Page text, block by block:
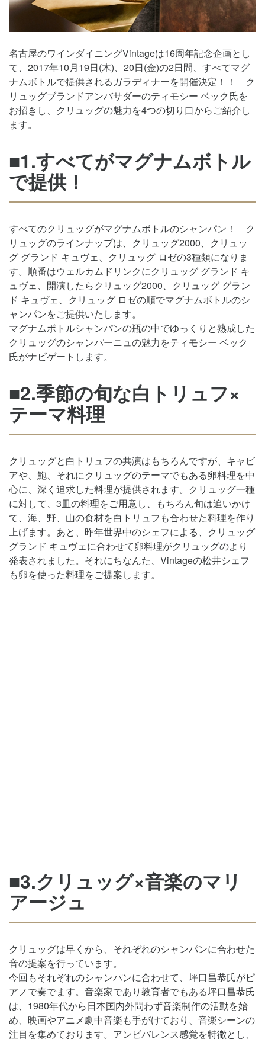
名古屋のワインダイニングVintageは16周年記念企画とし
て、2017年10月19日(木)、20日(金)の2日間、すべてマグ
ナムボトルで提供されるガラディナーを開催決定！！ ク
リュッグブランドアンバサダーのティモシー ベック氏を
お招きし、クリュッグの魅力を4つの切り口からご紹介し
ます。
■1.すべてがマグナムボトル
で提供！
すべてのクリュッグがマグナムボトルのシャンパン！ ク
リュッグのラインナップは、クリュッグ2000、クリュッ
グ グランド キュヴェ、クリュッグ ロゼの3種類になりま
す。順番はウェルカムドリンクにクリュッグ グランド キ
ュヴェ、開演したらクリュッグ2000、クリュッグ グラン
ド キュヴェ、クリュッグ ロゼの順でマグナムボトルのシ
ャンパンをご提供いたします。
マグナムボトルシャンパンの瓶の中でゆっくりと熟成した
クリュッグのシャンパーニュの魅力をティモシー ベック
氏がナビゲートします。
■2.季節の旬な白トリュフ×
テーマ料理
クリュッグと白トリュフの共演はもちろんですが、キャビ
アや、鮑、それにクリュッグのテーマでもある卵料理を中
心に、深く追求した料理が提供されます。クリュッグ一種
に対して、3皿の料理をご用意し、もちろん旬は追いかけ
て、海、野、山の食材を白トリュフも合わせた料理を作り
上げます。あと、昨年世界中のシェフによる、クリュッグ
グランド キュヴェに合わせて卵料理がクリュッグのより
発表されました。それにちなんた、Vintageの松井シェフ
も卵を使った料理をご提案します。
■3.クリュッグ×音楽のマリ
アージュ
クリュッグは早くから、それぞれのシャンパンに合わせた
音の提案を行っています。
今回もそれぞれのシャンパンに合わせて、坪口昌恭氏がピ
アノで奏でます。音楽家であり教育者でもある坪口昌恭氏
は、1980年代から日本国内外問わず音楽制作の活動を始
め、映画やアニメ劇中音楽も手がけており、音楽シーンの
注目を集めております。アンビバレンス感覚を特徴とし、